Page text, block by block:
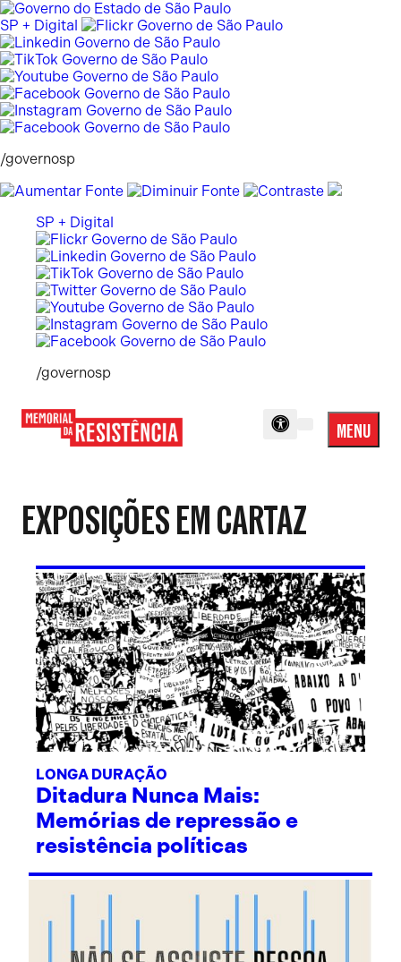
Pular
para
o
conteúdo
SP + Digital
/governosp
SP + Digital
/governosp
MENU
Menu
EXPOSIÇÕES EM CARTAZ
LONGA DURAÇÃO
Ditadura Nunca Mais:
Memórias de repressão e
resistência políticas